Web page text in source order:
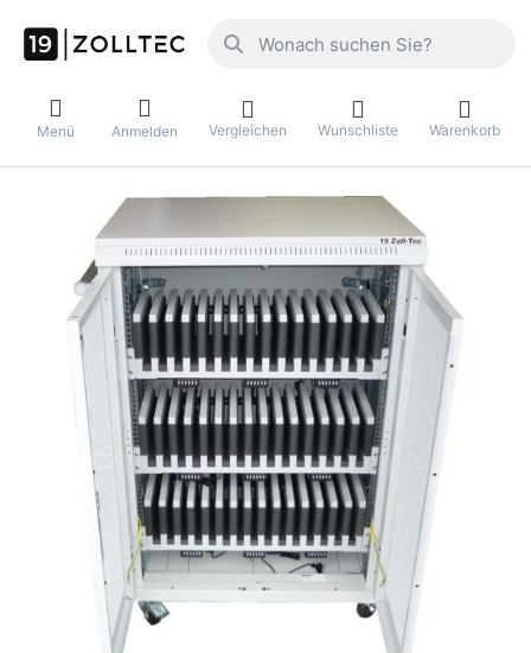
Geben Sie einen Suchbegriff ein.
Menü Anmelden Vergleichen Wunschliste Warenkorb